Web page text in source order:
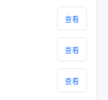
查看
查看
查看